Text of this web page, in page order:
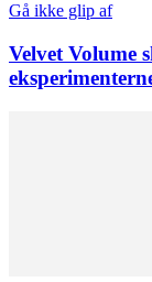
Gå ikke glip af
Velvet Volume